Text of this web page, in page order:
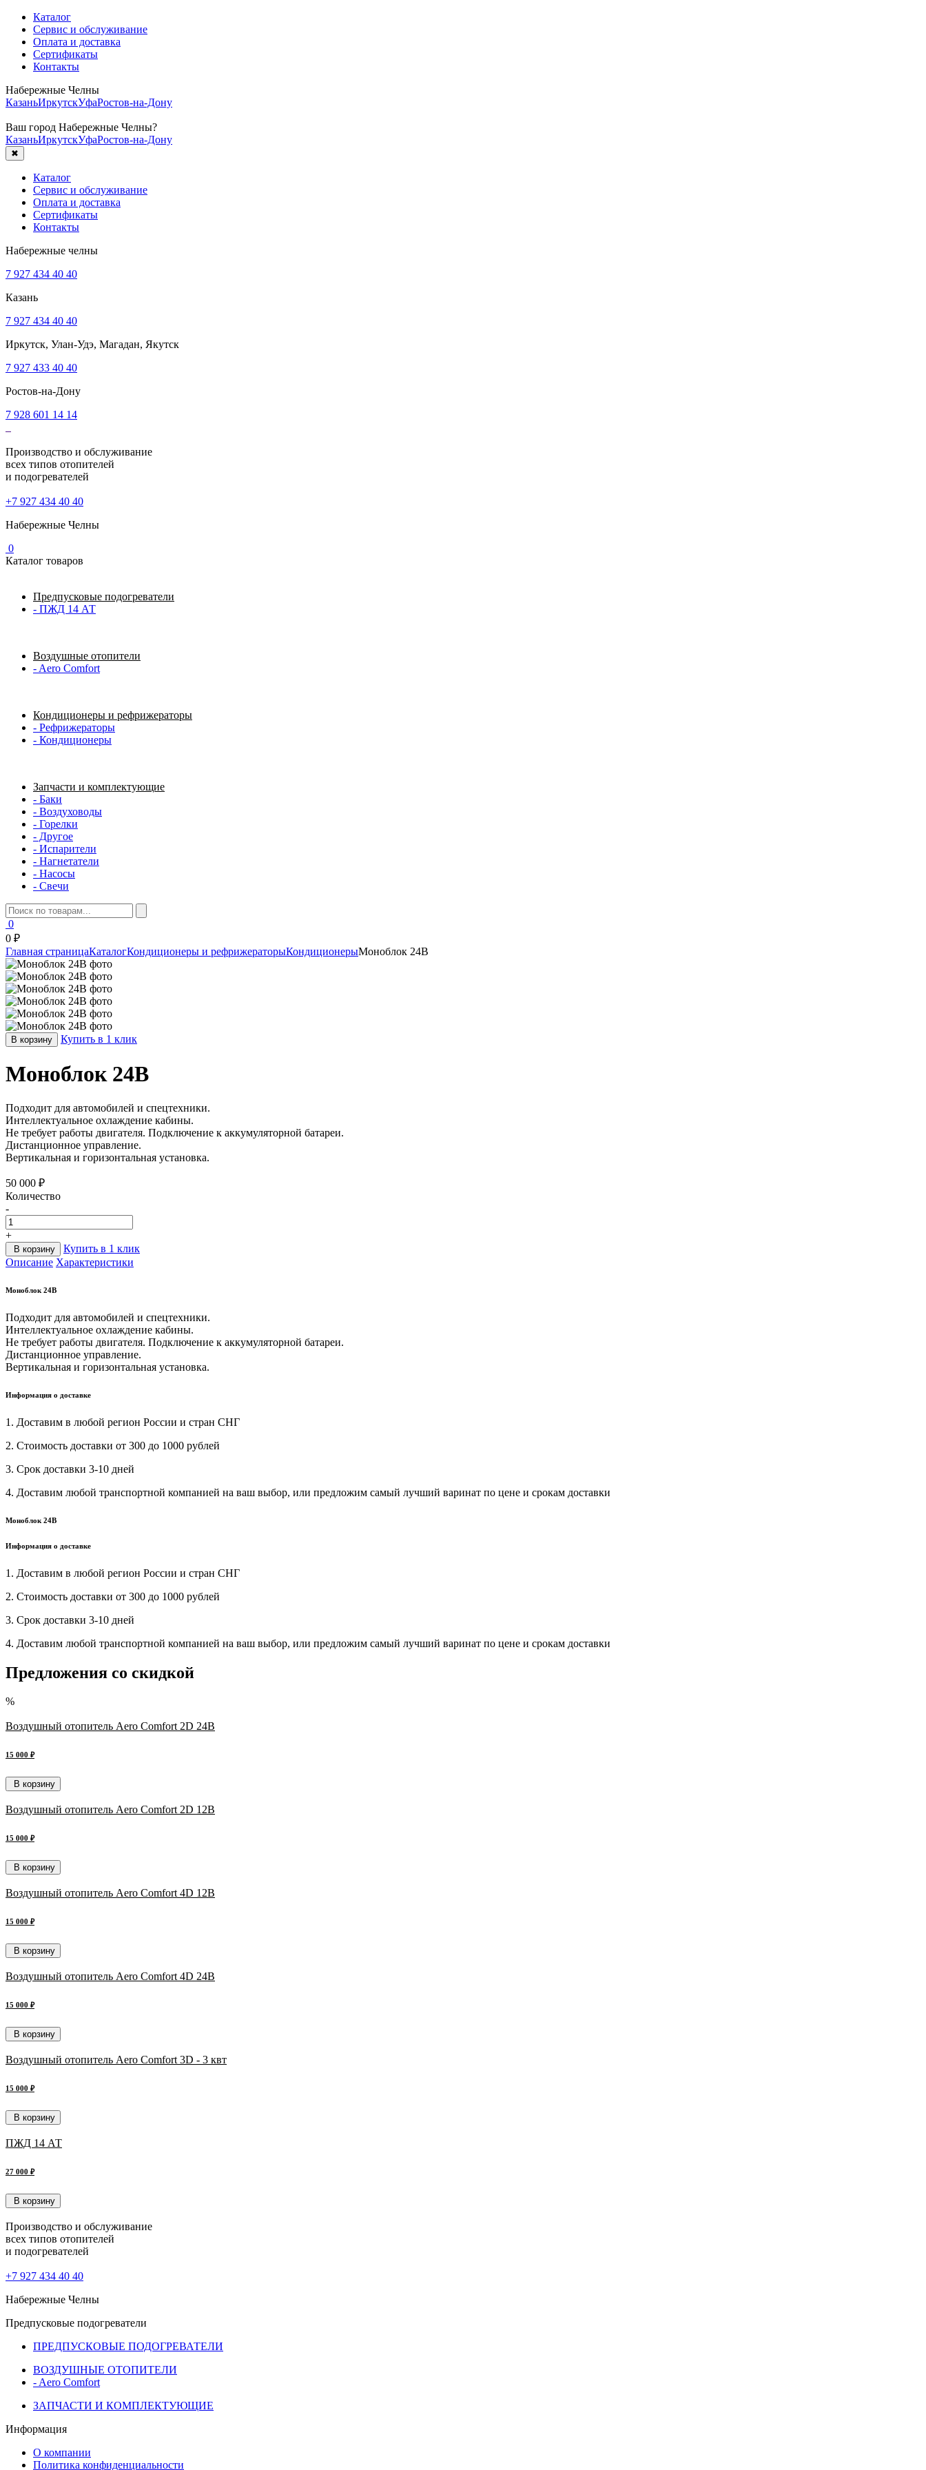
Каталог
Сервис и обслуживание
Оплата и доставка
Сертификаты
Контакты
Набережные Челны
КазаньИркутскУфаРостов-на-Дону
Ваш город Набережные Челны?
КазаньИркутскУфаРостов-на-Дону
✖
Каталог
Сервис и обслуживание
Оплата и доставка
Сертификаты
Контакты
Набережные челны
7 927 434 40 40
Казань
7 927 434 40 40
Иркутск, Улан-Удэ, Магадан, Якутск
7 927 433 40 40
Ростов-на-Дону
7 928 601 14 14
Производство и обслуживание
всех типов отопителей
и подогревателей
+7 927 434 40 40
Набережные Челны
0
Каталог товаров
Предпусковые подогреватели
- ПЖД 14 АТ
Воздушные отопители
- Aero Comfort
Кондиционеры и рефрижераторы
- Рефрижераторы
- Кондиционеры
Запчасти и комплектующие
- Баки
- Воздуховоды
- Горелки
- Другое
- Испарители
- Нагнетатели
- Насосы
- Свечи
0
0 ₽
Главная страницаКаталогКондиционеры и рефрижераторыКондиционерыМоноблок 24В
В корзину Купить в 1 клик
Моноблок 24В
Подходит для автомобилей и спецтехники.
Интеллектуальное охлаждение кабины.
Не требует работы двигателя. Подключение к аккумуляторной батареи.
Дистанционное управление.
Вертикальная и горизонтальная установка.
50 000 ₽
Количество
-
+
В корзину
Купить в 1 клик
Описание Характеристики
Моноблок 24В
Подходит для автомобилей и спецтехники.
Интеллектуальное охлаждение кабины.
Не требует работы двигателя. Подключение к аккумуляторной батареи.
Дистанционное управление.
Вертикальная и горизонтальная установка.
Информация о доставке
1. Доставим в любой регион России и стран СНГ
2. Стоимость доставки от 300 до 1000 рублей
3. Срок доставки 3-10 дней
4. Доставим любой транспортной компанией на ваш выбор, или предложим самый лучший варинат по цене и срокам доставки
Моноблок 24В
Информация о доставке
1. Доставим в любой регион России и стран СНГ
2. Стоимость доставки от 300 до 1000 рублей
3. Срок доставки 3-10 дней
4. Доставим любой транспортной компанией на ваш выбор, или предложим самый лучший варинат по цене и срокам доставки
Предложения со скидкой
%
Воздушный отопитель Aero Comfort 2D 24В
15 000 ₽
В корзину
Воздушный отопитель Aero Comfort 2D 12В
15 000 ₽
В корзину
Воздушный отопитель Aero Comfort 4D 12В
15 000 ₽
В корзину
Воздушный отопитель Aero Comfort 4D 24В
15 000 ₽
В корзину
Воздушный отопитель Aero Comfort 3D - 3 квт
15 000 ₽
В корзину
ПЖД 14 АТ
27 000 ₽
В корзину
Производство и обслуживание
всех типов отопителей
и подогревателей
+7 927 434 40 40
Набережные Челны
Предпусковые подогреватели
ПРЕДПУСКОВЫЕ ПОДОГРЕВАТЕЛИ
ВОЗДУШНЫЕ ОТОПИТЕЛИ
- Aero Comfort
ЗАПЧАСТИ И КОМПЛЕКТУЮЩИЕ
Информация
О компании
Политика конфиденциальности